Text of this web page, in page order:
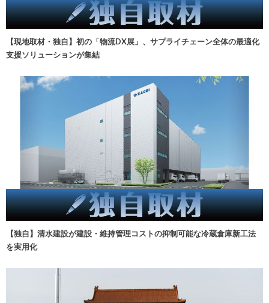
【現地取材・独自】初の「物流DX展」、サプライチェーン全体の最適化
支援ソリューションが集結
【独自】清水建設が建設・維持管理コストの抑制可能な冷蔵倉庫新工法
を実用化